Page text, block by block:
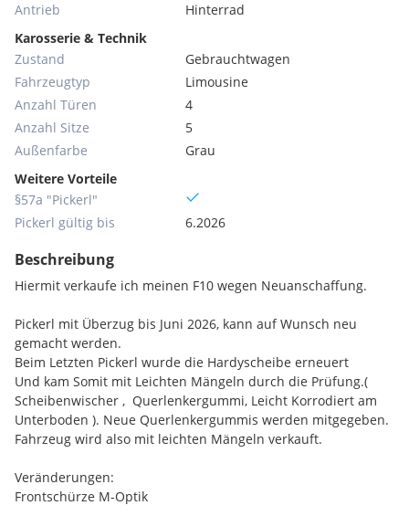
Antrieb
Hinterrad
Karosserie & Technik
Zustand
Gebrauchtwagen
Fahrzeugtyp
Limousine
Anzahl Türen
4
Anzahl Sitze
5
Außenfarbe
Grau
Weitere Vorteile
§57a "Pickerl"
Pickerl gültig bis
6.2026
Beschreibung
Hiermit verkaufe ich meinen F10 wegen Neuanschaffung.
Pickerl mit Überzug bis Juni 2026, kann auf Wunsch neu
gemacht werden.
Beim Letzten Pickerl wurde die Hardyscheibe erneuert
Und kam Somit mit Leichten Mängeln durch die Prüfung.(
Scheibenwischer , Querlenkergummi, Leicht Korrodiert am
Unterboden ). Neue Querlenkergummis werden mitgegeben.
Fahrzeug wird also mit leichten Mängeln verkauft.
Veränderungen:
Frontschürze M-Optik